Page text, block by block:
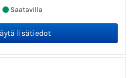
Saatavilla